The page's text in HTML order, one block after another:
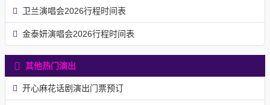
卫兰演唱会2026行程时间表
金泰妍演唱会2026行程时间表
其他热门演出
开心麻花话剧演出门票预订